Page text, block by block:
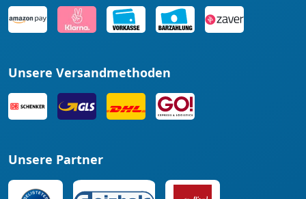
Unsere Versandmethoden
Unsere Partner